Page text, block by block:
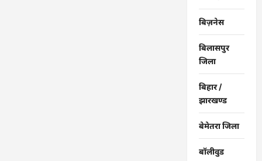
बिज़नेस
बिलासपुर
जिला
बिहार /
झारखण्ड
बेमेतरा जिला
बॉलीवुड